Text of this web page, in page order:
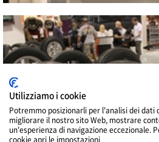
Utilizziamo i cookie
Potremmo posizionarli per l'analisi dei
migliorare il nostro sito Web, mostrare
un'esperienza di navigazione eccezionale.
cookie apri le impostazioni